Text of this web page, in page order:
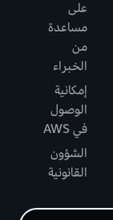
على
مساعدة
من
الخبراء
إمكانية
الوصول
في AWS
الشؤون
القانونية